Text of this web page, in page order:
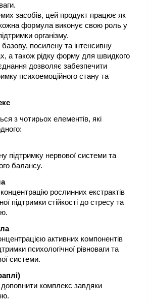
формула виконує свою роль у
організму.
а також рідку форму для швидкого
дозволяє забезпечити
психоемоційного стану та
з чотирьох елементів, які
балансу.
підтримки стійкості до стресу та
психологічної рівноваги та
системи.